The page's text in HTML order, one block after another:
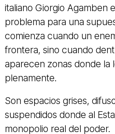
italiano Giorgio Agamben
problema para una
comienza cuando un
frontera, sino cuando
aparecen zonas donde la
plenamente.
Son espacios grises,
suspendidos donde al
monopolio real del poder.